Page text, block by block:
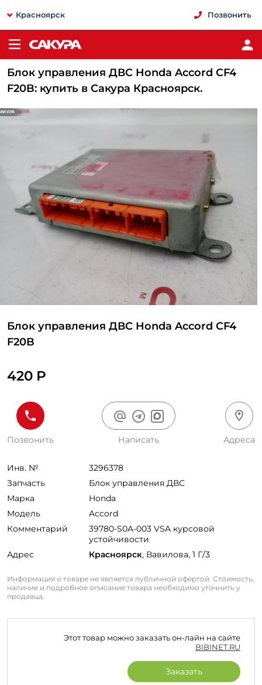
Красноярск Позвонить
Блок управления ДВС Honda Accord CF4
F20B: купить в Сакура Красноярск.
Блок управления ДВС Honda Accord CF4
F20B
420 Р
Позвонить Написать Адреса
Инв. №
3296378
Запчасть
Блок управления ДВС
Марка
Honda
Модель
Accord
Комментарий
39780-S0A-003 VSA курсовой
устойчивости
Адрес
Красноярск, Вавилова, 1 Г/3
Информация о товаре не является публичной офертой. Стоимость,
наличие и подробное описание товара необходимо уточнить у
продавца.
Этот товар можно заказать он-лайн на сайте
BIBINET.RU
Заказать